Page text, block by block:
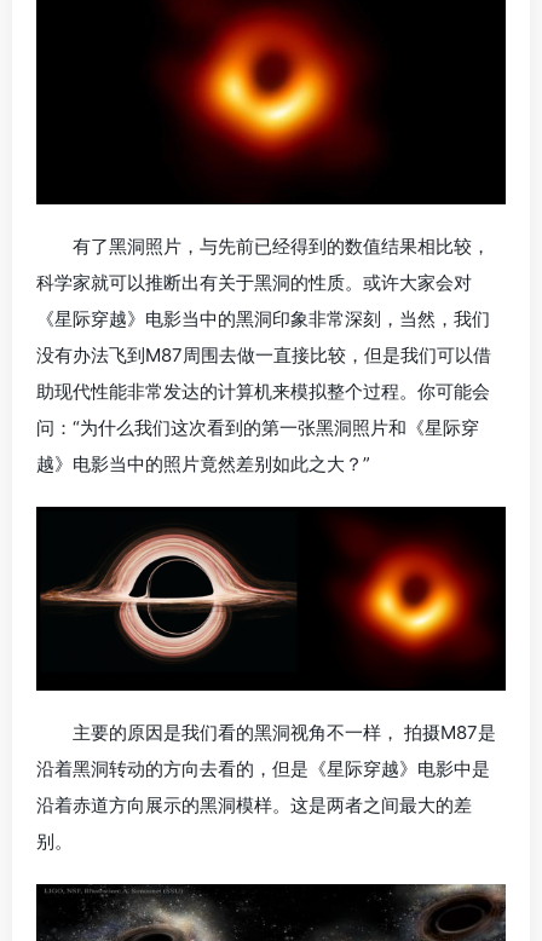
有了黑洞照片，与先前已经得到的数值结果相比较，
科学家就可以推断出有关于黑洞的性质。或许大家会对
《星际穿越》电影当中的黑洞印象非常深刻，当然，我们
没有办法飞到M87周围去做一直接比较，但是我们可以借
助现代性能非常发达的计算机来模拟整个过程。你可能会
问：“为什么我们这次看到的第一张黑洞照片和《星际穿
越》电影当中的照片竟然差别如此之大？”
主要的原因是我们看的黑洞视角不一样， 拍摄M87是
沿着黑洞转动的方向去看的，但是《星际穿越》电影中是
沿着赤道方向展示的黑洞模样。这是两者之间最大的差
别。